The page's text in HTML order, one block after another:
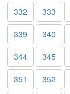
332
333
339
340
344
345
351
352